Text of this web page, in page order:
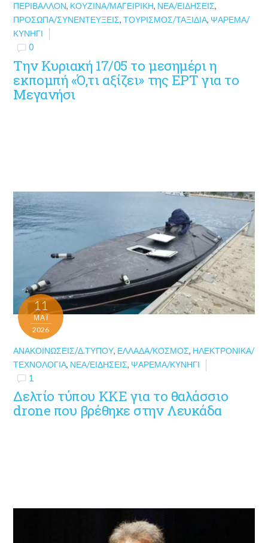
ΠΕΡΙΒΆΛΛΟΝ, ΚΟΥΖΊΝΑ/ΜΑΓΕΙΡΙΚΉ, ΝΈΑ/ΕΙΔΉΣΕΙΣ,
ΠΡΌΣΩΠΑ/ΣΥΝΕΝΤΕΎΞΕΙΣ,ΤΟΥΡΙΣΜΌΣ/ΤΑΞΊΔΙΑ, ΨΆΡΕΜΑ/
ΚΥΝΉΓΙ
0
Την Κυριακή 17/05 το μεσημέρι η
εκπομπή «Ό,τι αξίζει» της ΕΡΤ για το
Μεγανήσι
11
ΜΑΪ́
2026
ΑΝΑΚΟΙΝΏΣΕΙΣ/Δ.ΤΎΠΟΥ, ΕΛΛΆΔΑ/ΚΌΣΜΟΣ, ΗΛΕΚΤΡΟΝΙΚΆ/
ΤΕΧΝΟΛΟΓΊΑ, ΝΈΑ/ΕΙΔΉΣΕΙΣ, ΨΆΡΕΜΑ/ΚΥΝΉΓΙ
1
Δελτίο τύπου ΚΚΕ για το θαλάσσιο
drone που βρέθηκε στην Λευκάδα